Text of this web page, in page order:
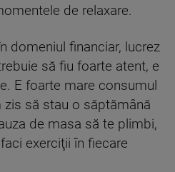
de relaxare.
domeniul financiar, lucrez
să fiu foarte atent, e
E foarte mare consumul
să stau o săptămână
de masa să te plimbi,
exerciţii în fiecare